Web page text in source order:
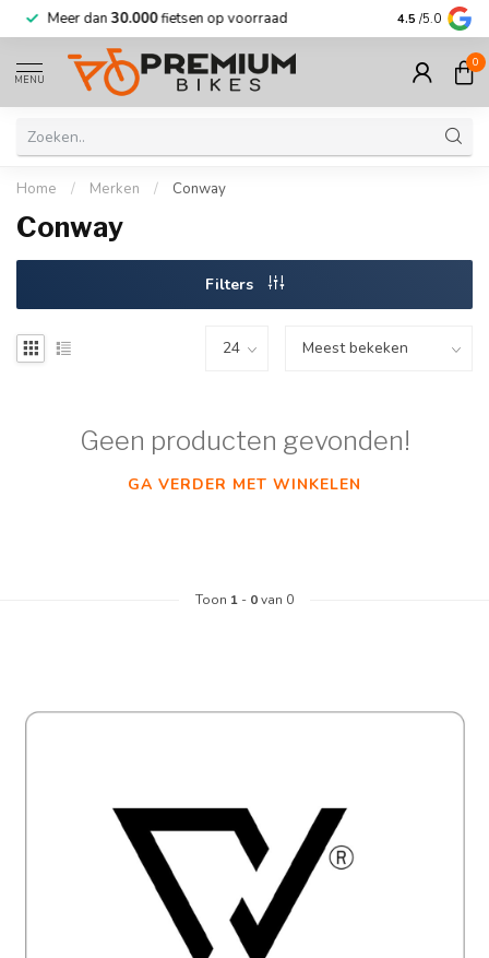
Meer dan30.000fietsen op voorraad Korting tot
4.5 /5.0
MENU
0
Home / Merken / Conway
Conway
Filters
Geen producten gevonden!
GA VERDER MET WINKELEN
Toon 1 - 0van 0